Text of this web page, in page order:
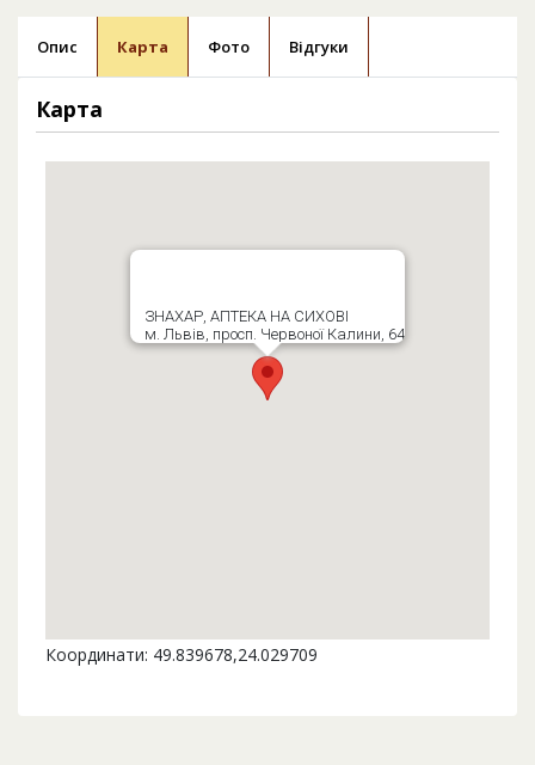
Опис Карта Фото Відгуки
Карта
ЗНАХАР, АПТЕКА НА СИХОВІ
м. Львів, просп. Червоної Калини, 64
Координати: 49.839678,24.029709